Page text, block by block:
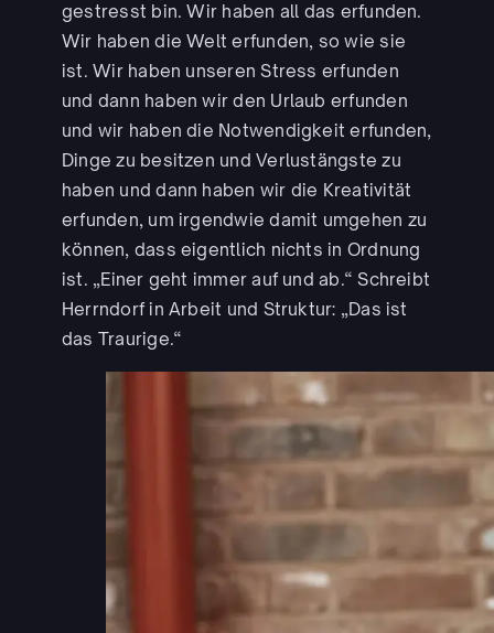
gestresst bin. Wir haben all das erfunden.
Wir haben die Welt erfunden, so wie sie
ist. Wir haben unseren Stress erfunden
und dann haben wir den Urlaub erfunden
und wir haben die Notwendigkeit erfunden,
Dinge zu besitzen und Verlustängste zu
haben und dann haben wir die Kreativität
erfunden, um irgendwie damit umgehen zu
können, dass eigentlich nichts in Ordnung
ist. „Einer geht immer auf und ab.“ Schreibt
Herrndorf in Arbeit und Struktur: „Das ist
das Traurige.“